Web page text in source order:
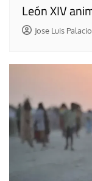
León XIV
Jose Luis